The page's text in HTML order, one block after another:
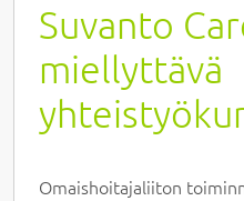
Suvanto
miellyttävä
Omaishoitajaliiton